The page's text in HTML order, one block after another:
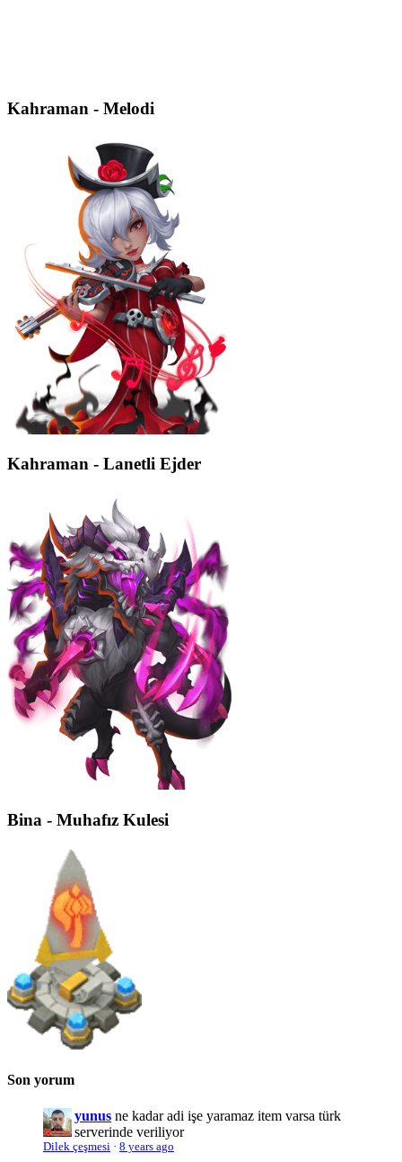
Kahraman - Melodi
Kahraman - Lanetli Ejder
Bina - Muhafız Kulesi
Son yorum
yunus ne kadar adi işe yaramaz item varsa türk
serverinde veriliyor
Dilek çeşmesi · 8 years ago